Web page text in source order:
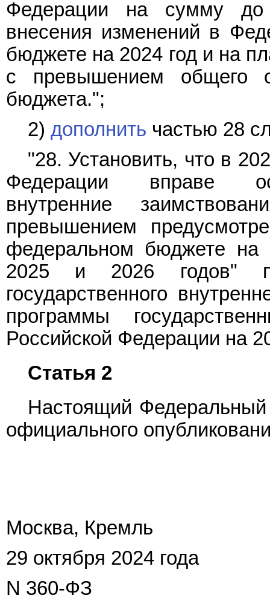
Федерации на сумму
внесения изменений в
бюджете на 2024 год и на
с превышением общего
бюджета.";
2) дополнить частью 28
"28. Установить, что в
Федерации вправе
внутренние
превышением
федеральном бюджете на
2025 и 2026 годов"
государственного
программы
Российской Федерации на
Статья 2
Настоящий Федеральный
официального
Москва, Кремль
29 октября 2024 года
N 360-ФЗ